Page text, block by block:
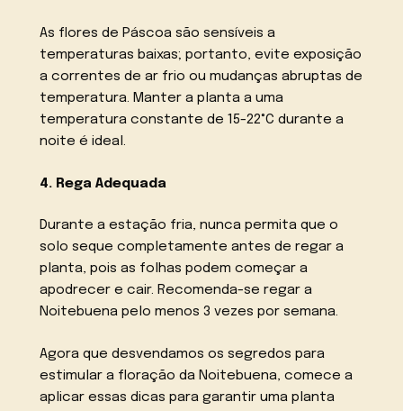
As flores de Páscoa são sensíveis a
temperaturas baixas; portanto, evite exposição
a correntes de ar frio ou mudanças abruptas de
temperatura. Manter a planta a uma
temperatura constante de 15-22°C durante a
noite é ideal.
4. Rega Adequada
Durante a estação fria, nunca permita que o
solo seque completamente antes de regar a
planta, pois as folhas podem começar a
apodrecer e cair. Recomenda-se regar a
Noitebuena pelo menos 3 vezes por semana.
Agora que desvendamos os segredos para
estimular a floração da Noitebuena, comece a
aplicar essas dicas para garantir uma planta